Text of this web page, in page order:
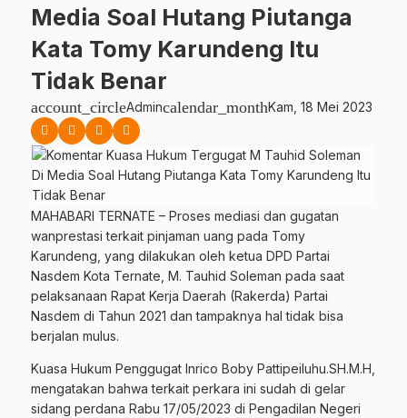
Media Soal Hutang Piutanga
Kata Tomy Karundeng Itu
Tidak Benar
account_circleAdmincalendar_monthKam, 18 Mei 2023
MAHABARI TERNATE – Proses mediasi dan gugatan
wanprestasi terkait pinjaman uang pada Tomy
Karundeng, yang dilakukan oleh ketua DPD Partai
Nasdem Kota Ternate, M. Tauhid Soleman pada saat
pelaksanaan Rapat Kerja Daerah (Rakerda) Partai
Nasdem di Tahun 2021 dan tampaknya hal tidak bisa
berjalan mulus.
Kuasa Hukum Penggugat Inrico Boby Pattipeiluhu.SH.M.H,
mengatakan bahwa terkait perkara ini sudah di gelar
sidang perdana Rabu 17/05/2023 di Pengadilan Negeri